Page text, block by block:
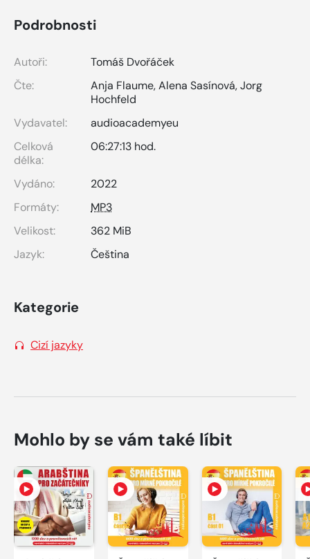
Podrobnosti
Autoři:
Tomáš Dvořáček
Čte:
Anja Flaume,Alena Sasínová,Jorg
Hochfeld
Vydavatel:
audioacademyeu
Celková
délka:
06:27:13 hod.
Vydáno:
2022
Formáty:
MP3
Velikost:
362 MiB
Jazyk:
Čeština
Kategorie
Cizí jazyky
Mohlo by se vám také líbit